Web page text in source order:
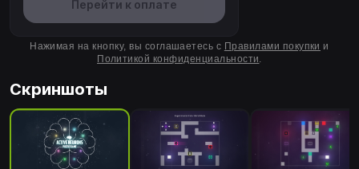
Перейти к оплате
Нажимая на кнопку, вы соглашаетесь с Правилами покупки и
Политикой конфиденциальности.
Скриншоты